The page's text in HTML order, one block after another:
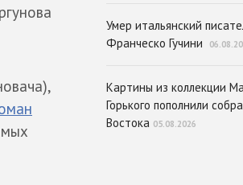
Умер итальянский
Франческо Гучини
Картины из коллекции
Горького пополнили
Востока 05.08.2026